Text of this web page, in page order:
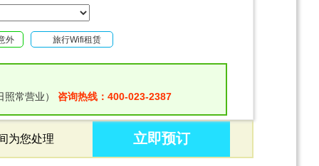
外 旅行Wifi租赁
常营业） 咨询热线：400-023-2387
为您处理 立即预订